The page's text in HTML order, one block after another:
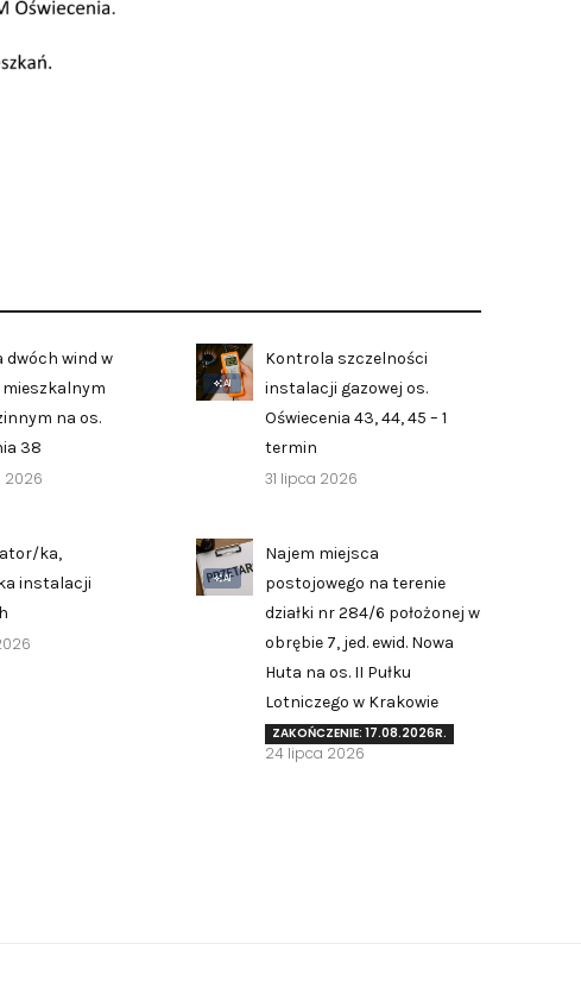
dwóch wind w
na os.
38
2026
AI
Kontrola szczelności
instalacji gazowej os.
Oświecenia 43, 44, 45 – 1
termin
31 lipca 2026
ka,
instalacji
AI
Najem miejsca
postojowego na terenie
działki nr 284/6 położonej w
obrębie 7, jed. ewid. Nowa
Huta na os. II Pułku
Lotniczego w Krakowie
ZAKOŃCZENIE: 17.08.2026R.
24 lipca 2026
Zgłoś problem lub uwagę
Twoja opinia pomaga nam ulepszać serwis